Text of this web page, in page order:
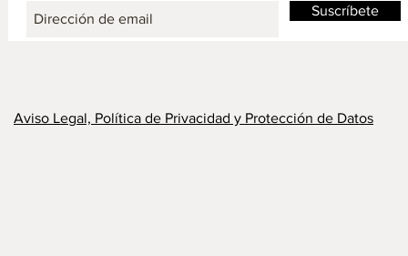
Suscríbete
Aviso Legal, Política de Privacidad y Protección de Datos